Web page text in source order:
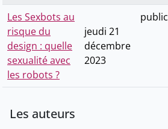
Les Sexbots au
risque du
design : quelle
sexualité avec
les robots ?
jeudi 21
décembre
2023
public
Les auteurs